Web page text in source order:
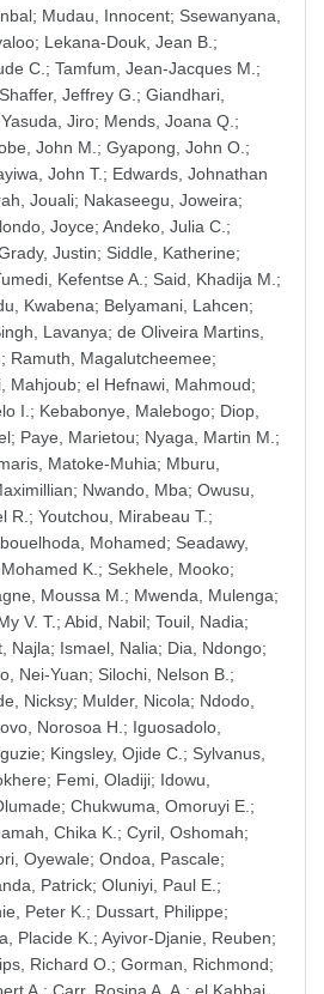
; Mudau, Innocent; Ssewanyana,
; Lekana-Douk, Jean B. ;
C. ; Tamfum, Jean-Jacques M. ;
Shaffer, Jeffrey G. ; Giandhari,
Yasuda, Jiro; Mends, Joana Q. ;
John M. ; Gyapong, John O. ;
John T.; Edwards, Johnathan
Jouali; Nakaseegu, Joweira;
Joyce; Andeko, Julia C. ;
Justin; Siddle, Katherine;
Kefentse A. ; Said, Khadija M. ;
Kwabena; Belyamani, Lahcen;
Lavanya; de Oliveira Martins,
; Ramuth, Magalutcheemee;
Mahjoub; el Hefnawi, Mahmoud;
I. ; Kebabonye, Malebogo; Diop,
; Paye, Marietou; Nyaga, Martin M. ;
Matoke-Muhia; Mburu,
; Nwando, Mba; Owusu,
R. ; Youtchou, Mirabeau T.;
Mohamed; Seadawy,
K. ; Sekhele, Mooko;
Moussa M. ; Mwenda, Mulenga;
V. T.; Abid, Nabil; Touil, Nadia;
Najla; Ismael, Nalia; Dia, Ndongo;
Nei-Yuan; Silochi, Nelson B. ;
Nicksy; Mulder, Nicola; Ndodo,
Norosoa H. ; Iguosadolo,
; Kingsley, Ojide C. ; Sylvanus,
; Femi, Oladiji; Idowu,
; Chukwuma, Omoruyi E. ;
Chika K. ; Cyril, Oshomah;
Oyewale; Ondoa, Pascale;
Patrick; Oluniyi, Paul E. ;
Peter K. ; Dussart, Philippe;
Placide K. ; Ayivor-Djanie, Reuben;
Richard O. ; Gorman, Richmond;